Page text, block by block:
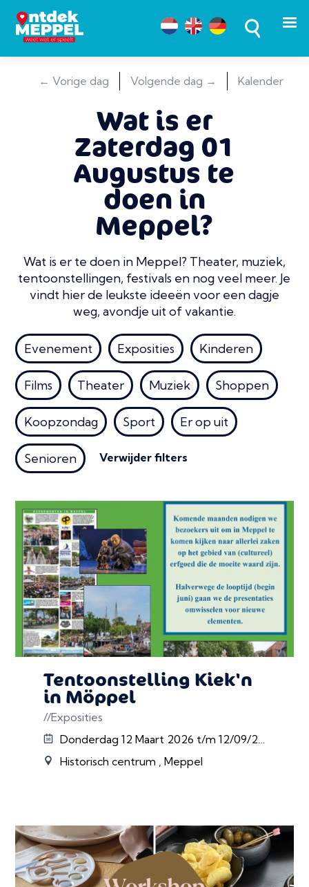
Kalender
Volgende dag →
← Vorige dag
Wat is er
Zaterdag 01
Augustus te
doen in
Meppel?
Wat is er te doen in Meppel? Theater, muziek,
tentoonstellingen, festivals en nog veel meer. Je
vindt hier de leukste ideeën voor een dagje
weg, avondje uit of vakantie.
Evenement Exposities Kinderen
Films Theater Muziek Shoppen
Koopzondag Sport Er op uit
Senioren Verwijder filters
Tentoonstelling Kiek'n
in Möppel
//Exposities
Donderdag 12 Maart 2026 t/m 12/09/2026
Historisch centrum , Meppel